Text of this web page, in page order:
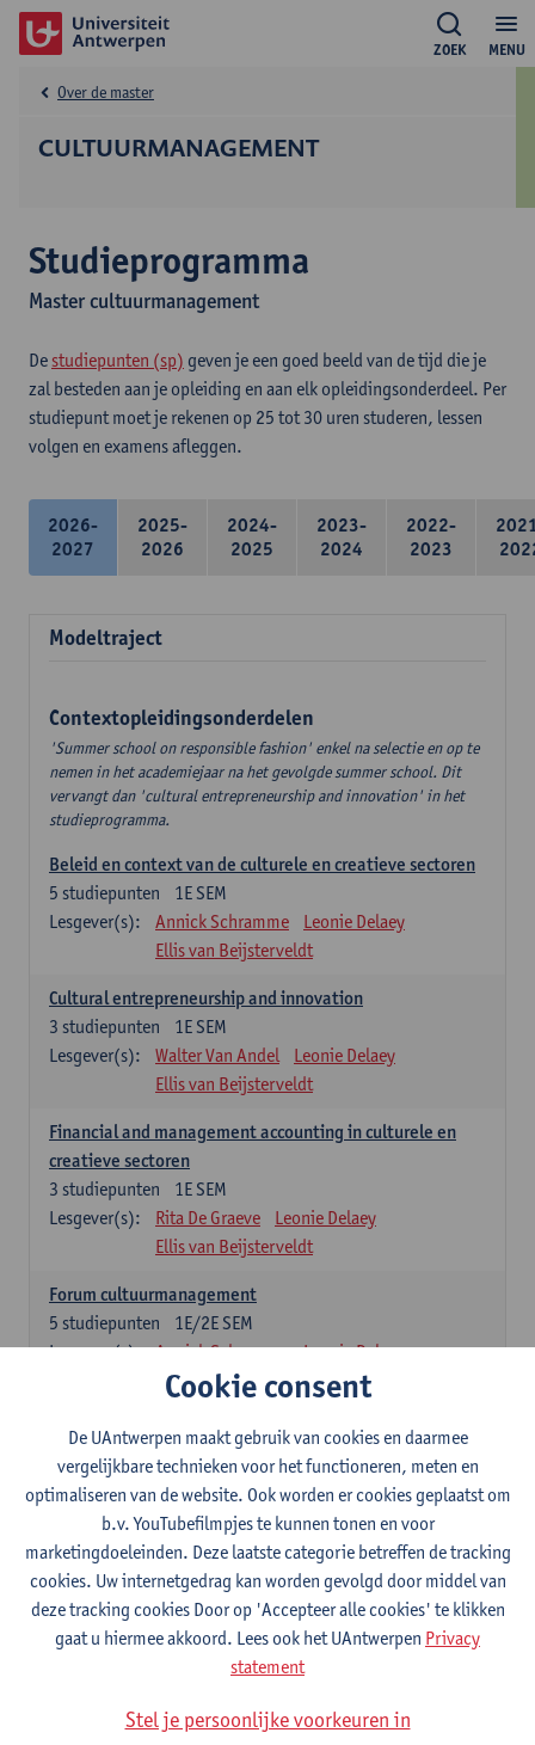
MENU
ZOEK
CULTUURMANAGEMENT
Over de master
Studieprogramma
Master cultuurmanagement
De studiepunten (sp) geven je een goed beeld van de tijd die je
zal besteden aan je opleiding en aan elk opleidingsonderdeel. Per
studiepunt moet je rekenen op 25 tot 30 uren studeren, lessen
volgen en examens afleggen.
2026-
2027
2025-
2026
2024-
2025
2023-
2024
2022-
2023
Modeltraject
Contextopleidingsonderdelen
'Summer school on responsible fashion' enkel na selectie en op te
nemen in het academiejaar na het gevolgde summer school. Dit
vervangt dan 'cultural entrepreneurship and innovation' in het
studieprogramma.
Beleid en context van de culturele en creatieve sectoren
1E SEM
5 studiepunten
Lesgever(s):
Annick Schramme
Leonie Delaey
Ellis van Beijsterveldt
Cultural entrepreneurship and innovation
1E SEM
3 studiepunten
Lesgever(s):
Walter Van Andel
Leonie Delaey
Ellis van Beijsterveldt
Financial and management accounting in culturele en
creatieve sectoren
1E SEM
3 studiepunten
Lesgever(s):
Rita De Graeve
Leonie Delaey
Ellis van Beijsterveldt
Forum cultuurmanagement
1E/2E SEM
5 studiepunten
Lesgever(s):
Annick Schramme
Leonie Delaey
Ellis van Beijsterveldt
Juridisch kader van de cultuursector
1E SEM
studiepunten
Lesgever(s):
Tobias Van Royen
Leonie Delaey
Ellis van Beijsterveldt
Summer school on responsible fashion management
1E SEM
3studiepunten
Lesgever(s):
Annick Schramme
Leonie Delaey
Anna-Lena Müller
Ellis van Beijsterveldt
Managementopleidingsonderdelen
Cookie consent
De UAntwerpen maakt gebruik van cookies en daarmee
vergelijkbare technieken voor het functioneren, meten en
optimaliseren van de website. Ook worden er cookies geplaatst om
b.v. YouTubefilmpjes te kunnen tonen en voor
marketingdoeleinden. Deze laatste categorie betreffen de tracking
cookies. Uw internetgedrag kan worden gevolgd door middel van
deze tracking cookies Door op 'Accepteer alle cookies' te klikken
gaat u hiermee akkoord. Lees ook het UAntwerpen Privacy
statement
Stel je persoonlijke voorkeuren in